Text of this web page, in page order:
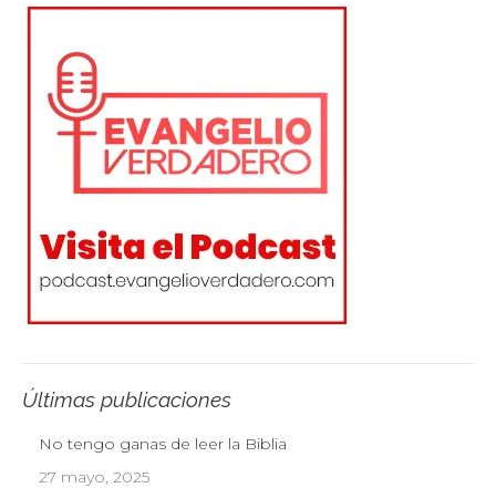
Últimas publicaciones
No tengo ganas de leer la Biblia
27 mayo, 2025